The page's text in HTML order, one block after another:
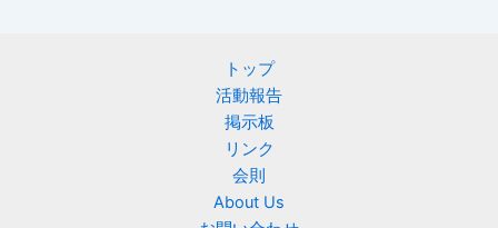
トップ
活動報告
掲示板
リンク
会則
About Us